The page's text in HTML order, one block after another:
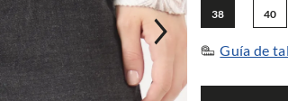
38 40
Guía de